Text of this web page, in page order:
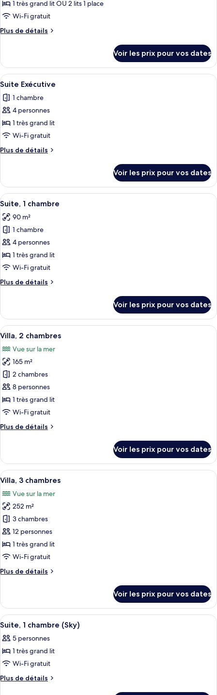
de
chambre :
Chambre
mer
1 très grand lit OU 2 lits 1 place
Wi-Fi gratuit
Plus de détails
Plus
le
type
de
Chambre
Deluxe,
mer
Voir les prix pour vos dates
Afficher
toutes
les
photos
pour
ce
type
de
Suite
Exécutive
Couette en duvet d'oie, minibar,
6
Suite Exécutive
1 chambre
4 personnes
1 très grand lit
Wi-Fi gratuit
Plus de détails
Plus
le
type
de
Suite
Exécutive
Voir les prix pour vos dates
Afficher
toutes
les
photos
pour
ce
type
chambre :
chambre
Couette en duvet d'oie, minibar,
7
Suite, 1 chambre
90 m²
1 chambre
4 personnes
1 très grand lit
Wi-Fi gratuit
Plus de détails
Plus
le
type
de
Suite,
chambre
Voir les prix pour vos dates
Afficher
toutes
les
photos
pour
ce
type
de
chambre :
Villa,
13
Villa, 2 chambres
Vue sur la mer
165 m²
2 chambres
8 personnes
1 très grand lit
Wi-Fi gratuit
Plus de détails
Plus
le
type
de
Villa,
2
chambres
Voir les prix pour vos dates
Afficher
toutes
les
photos
pour
ce
type
de
chambre :
Villa,
Un salon moderne avec un canapé
23
Villa, 3 chambres
Vue sur la mer
252 m²
3 chambres
12 personnes
1 très grand lit
Wi-Fi gratuit
Plus de détails
Plus
le
type
de
Villa,
3
Voir les prix pour vos dates
Afficher
toutes
les
photos
pour
ce
Une chambre d’hôtel avec deux lits,
9
Suite, 1 chambre (Sky)
5 personnes
1 très grand lit
Wi-Fi gratuit
Plus de détails
Plus